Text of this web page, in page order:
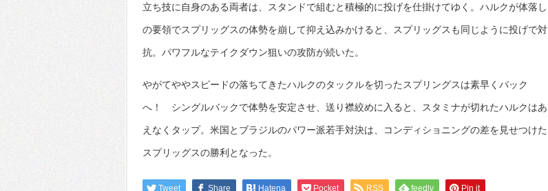
立ち技に自身のある両者は、スタンドで組むと積極的に投げを仕掛けてゆく。ハルクが体落し
の要領でスプリッグスの体勢を崩して抑え込みかけると、スプリッグスも同じように投げで対
抗。パワフルなテイクダウン狙いの攻防が続いた。
やがてややスピードの落ちてきたハルクのタックルを切ったスプリングスは素早くバック
へ！ シングルバックで体勢を安定させ、送り襟絞めに入ると、スタミナが切れたハルクはあ
えなくタップ。米国とブラジルのパワー派若手対決は、コンディショニングの差を見せつけた
スプリッグスの勝利となった。
Tweet Share Hatena Pocket RSS feedly Pin it